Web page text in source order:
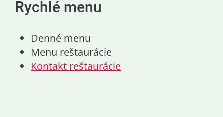
Rychlé menu
Denné menu
Menu reštaurácie
Kontakt reštaurácie